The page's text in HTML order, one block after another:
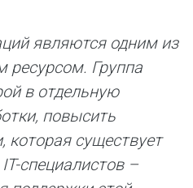
являются одним из
ресурсом. Группа
в отдельную
повысить
которая существует
специалистов –